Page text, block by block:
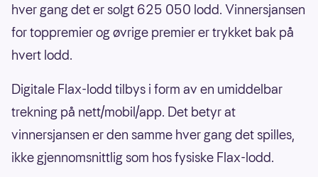
hver gang det er solgt 625 050 lodd. Vinnersjansen
for toppremier og øvrige premier er trykket bak på
hvert lodd.
Digitale Flax-lodd tilbys i form av en umiddelbar
trekning på nett/mobil/app. Det betyr at
vinnersjansen er den samme hver gang det spilles,
ikke gjennomsnittlig som hos fysiske Flax-lodd.